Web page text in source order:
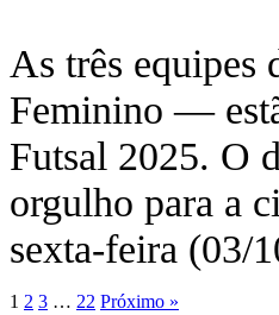
As três
Feminino —
Futsal 2025. O
orgulho para a
sexta-feira (03/
1 2 3 … 22 Próximo »